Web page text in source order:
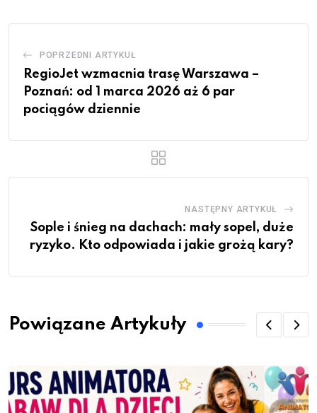
POPRZEDNI ARTYKUŁ
RegioJet wzmacnia trasę Warszawa –
Poznań: od 1 marca 2026 aż 6 par
pociągów dziennie
NASTĘPNY ARTYKUŁ
Sople i śnieg na dachach: mały sopel, duże
ryzyko. Kto odpowiada i jakie grożą kary?
Powiązane Artykuły